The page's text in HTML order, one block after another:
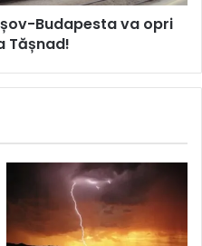
Budapesta va opri
Tășnad!